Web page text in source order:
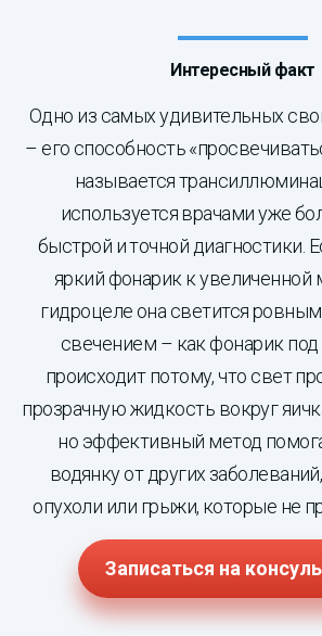
Интересный факт
Одно из самых удивительных
– его способность
называется
используется врачами уже
быстрой и точной диагностики.
яркий фонарик к увеличенной
гидроцеле она светится
свечением – как фонарик
происходит потому, что свет
прозрачную жидкость вокруг
но эффективный метод
водянку от других
опухоли или грыжи, которые не
Записаться на